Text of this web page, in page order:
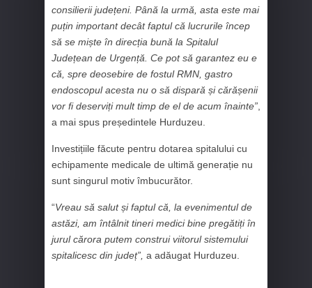
consilierii județeni. Până la urmă, asta este mai
puțin important decât faptul că lucrurile încep
să se miște în direcția bună la Spitalul
Județean de Urgență. Ce pot să garantez eu e
că, spre deosebire de fostul RMN, gastro
endoscopul acesta nu o să dispară și cărășenii
vor fi deserviți mult timp de el de acum înainte”
a mai spus președintele Hurduzeu.
Investițiile făcute pentru dotarea spitalului cu
echipamente medicale de ultimă generație nu
sunt singurul motiv îmbucurător.
“Vreau să salut și faptul că, la evenimentul de
astăzi, am întâlnit tineri medici bine pregătiți în
jurul cărora putem construi viitorul sistemului
spitalicesc din județ”, a adăugat Hurduzeu.